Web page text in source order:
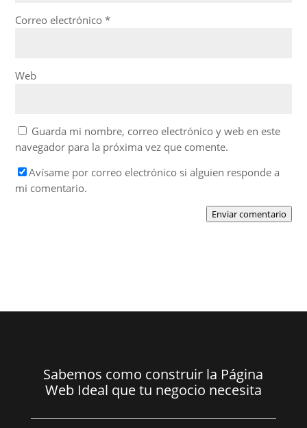
Correo electrónico*
Web
Guarda mi nombre, correo electrónico y web en este
navegador para la próxima vez que comente.
Avísame por correo electrónico si alguien responde a
mi comentario.
Enviar comentario
Sabemos como construir la Página
Web Ideal que tu negocio necesita